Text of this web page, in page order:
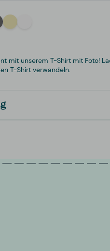
Yellow
mit unserem T-Shirt mit Foto!
T-Shirt verwandeln.